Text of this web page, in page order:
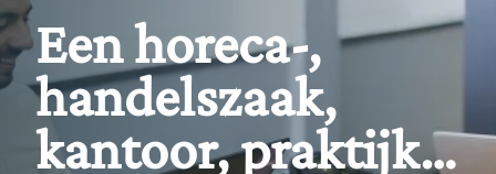
Over de notaris
Rekenmodules
Een horeca-,
handelszaak,
kantoor, praktijk…